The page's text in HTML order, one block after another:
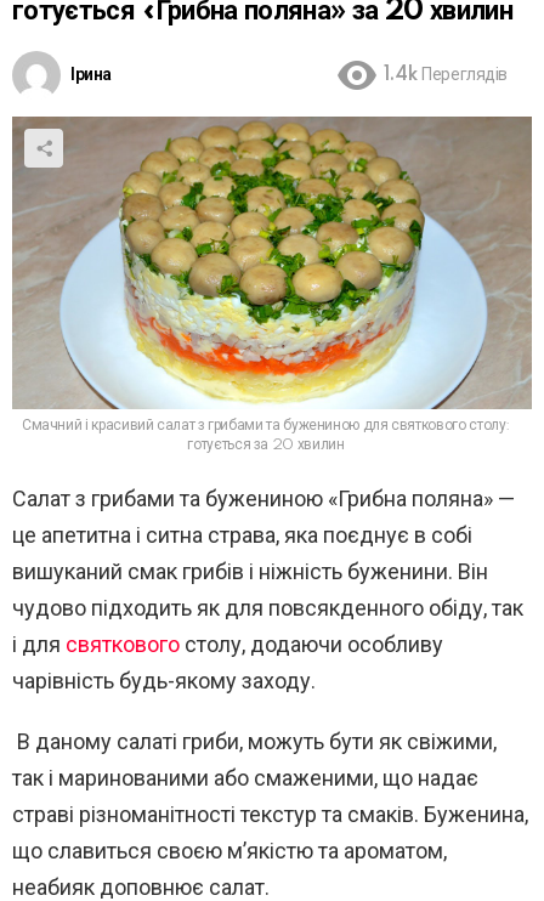
готується «Грибна поляна» за 20 хвилин
Ірина 1.4k Переглядів
Смачний і красивий салат з грибами та бужениною для святкового столу:
готується за 20 хвилин
Салат з грибами та бужениною «Грибна поляна» —
це апетитна і ситна страва, яка поєднує в собі
вишуканий смак грибів і ніжність буженини. Він
чудово підходить як для повсякденного обіду, так
і для святкового столу, додаючи особливу
чарівність будь-якому заходу.
В даному салаті гриби, можуть бути як свіжими,
так і маринованими або смаженими, що надає
страві різноманітності текстур та смаків. Буженина,
що славиться своєю м’якістю та ароматом,
неабияк доповнює салат.